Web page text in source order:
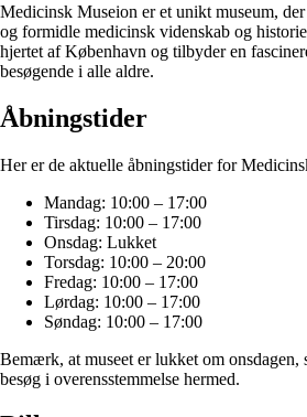
Medicinsk Museion er et unikt museum,
og formidle medicinsk videnskab og
hjertet af København og tilbyder en
besøgende i alle aldre.
Åbningstider
Her er de aktuelle åbningstider for
Mandag: 10:00 – 17:00
Tirsdag: 10:00 – 17:00
Onsdag: Lukket
Torsdag: 10:00 – 20:00
Fredag: 10:00 – 17:00
Lørdag: 10:00 – 17:00
Søndag: 10:00 – 17:00
Bemærk, at museet er lukket om
besøg i overensstemmelse hermed.